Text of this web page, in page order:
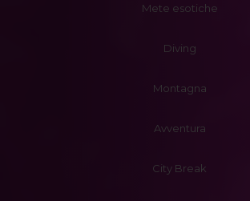
Mete esotiche
Diving
Montagna
Avventura
City Break